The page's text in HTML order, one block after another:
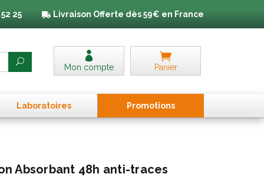
25 Livraison Offerte dès 59€ en France
Mon compte Panier
Laboratoires Promotions
Absorbant 48h anti-traces